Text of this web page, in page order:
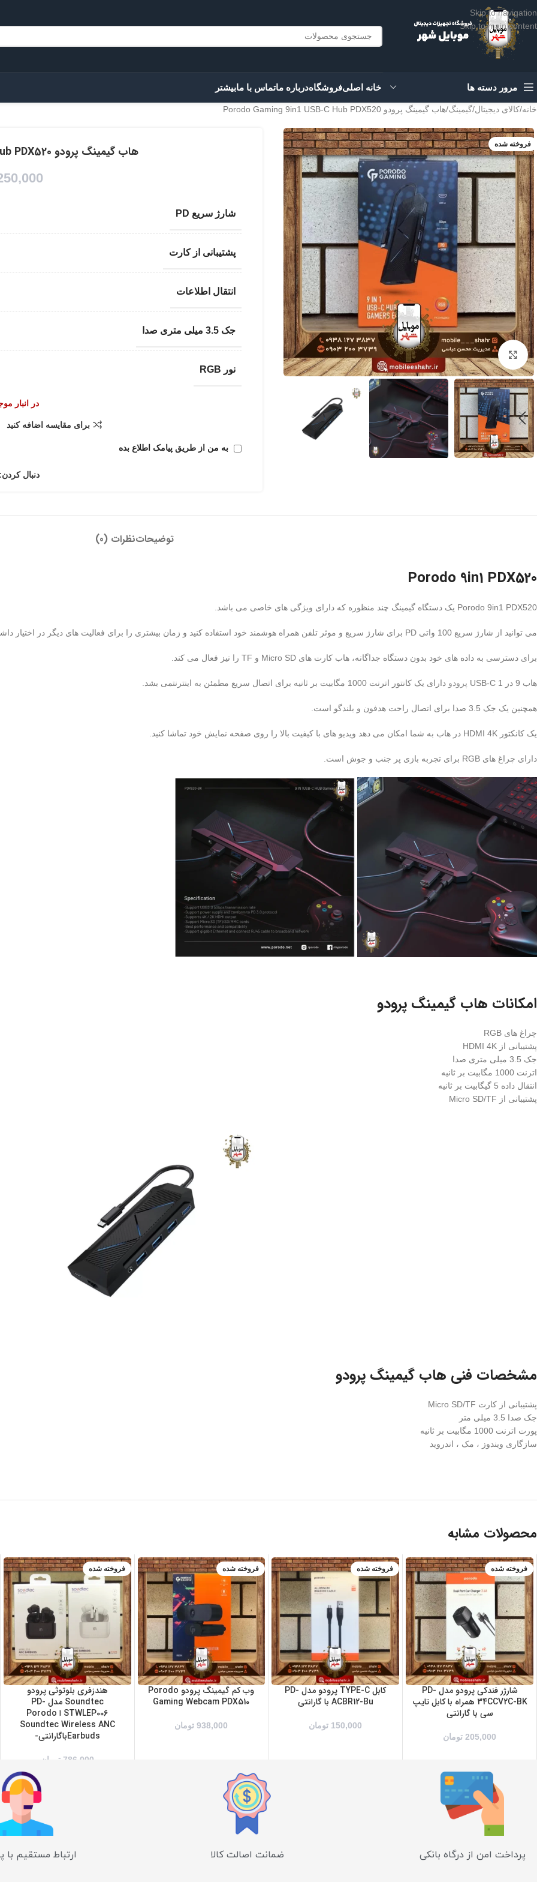
Skip to navigation
Skip to main content
مرور دسته ها خانه اصلیفروشگاهدرباره ماتماس با مابیشتر
خانه کالای دیجیتال گیمینگ هاب گیمینگ پرودو Porodo Gaming 9in1 USB-C Hub PDX520
فروخته شده
برای بزرگنمایی کلیک کنید
هاب گیمینگ پرودو Porodo Gaming 9in1 USB-C Hub PDX520
شارژ سریع PD
پشتیبانی از کارت
انتقال اطلاعات
جک 3.5 میلی متری صدا
نور RGB
در انبار
برای مقایسه اضافه کنید
به من از طریق پیامک اطلاع بده
دنبال کردن:
توضیحاتنظرات (0)
Porodo 9in1 PDX520
Porodo 9in1 PDX520 یک دستگاه گیمینگ چند منظوره که دارای ویژگی های خاصی می باشد.
می توانید از شارژ سریع 100 واتی PD برای شارژ سریع و موثر تلفن همراه هوشمند خود استفاده کنید و زمان بیشتری را برای فعالیت های دیگر در اختیار داشته باشید.
برای دسترسی به داده های خود بدون دستگاه جداگانه، هاب کارت های Micro SD و TF را نیز فعال می کند.
هاب 9 در 1 USB-C پرودو دارای یک کانتور اترنت 1000 مگابیت بر ثانیه برای اتصال سریع مطمئن به اینترنتمی بشد.
همچنین یک جک 3.5 صدا برای اتصال راحت هدفون و بلندگو است.
یک کانکتور HDMI 4K در هاب به شما امکان می دهد ویدیو های با کیفیت بالا را روی صفحه نمایش خود تماشا کنید.
دارای چراغ های RGB برای تجربه بازی پر جنب و جوش است.
امکانات هاب گیمینگ پرودو
چراغ های RGB
پشتیبانی از HDMI 4K
جک 3.5 میلی متری صدا
اترنت 1000 مگابیت بر ثانیه
انتقال داده 5 گیگابیت بر ثانیه
پشتیبانی از Micro SD/TF
مشخصات فنی هاب گیمینگ پرودو
پشتیبانی از کارت Micro SD/TF
جک صدا 3.5 میلی متر
پورت اترنت 1000 مگابیت بر ثانیه
سازگاری ویندوز ، مک ، اندروید
محصولات مشابه
فروخته شده
ضمانت 7 روزه م
وبایل شهر + ضما
نت اصالت کالا
شارژر فندکی پرودو مدل PD-
34CCV2C-BK همراه با کابل تایپ
سی با گارانتی
205,000 تومان
فروخته شده
کابل TYPE-C پرودو مدل PD-
ACBR12-Bu با گارانتی
150,000 تومان
فروخته شده
وب کم گیمینگ پرودو Porodo
Gaming Webcam PDX510
938,000 تومان
فروخته شده
سفید
مشکی
هندزفری بلوتوثی پرودو
Soundtec مدل PD-
STWLEP006 ا Porodo
Soundtec Wireless ANC
Earbudsباگارانتی-
786,000 تومان
پرداخت امن از درگاه بانکی ضمانت اصالت کالا ارتباط مستقیم با